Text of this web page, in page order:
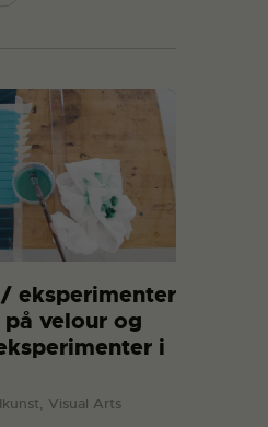
eksperimenter
velour og
i
Visual Arts